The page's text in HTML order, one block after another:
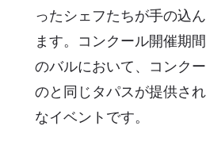
ったシェフたちが手の込
ます。コンクール開催期
のバルにおいて、コンク
のと同じタパスが提供さ
なイベントです。